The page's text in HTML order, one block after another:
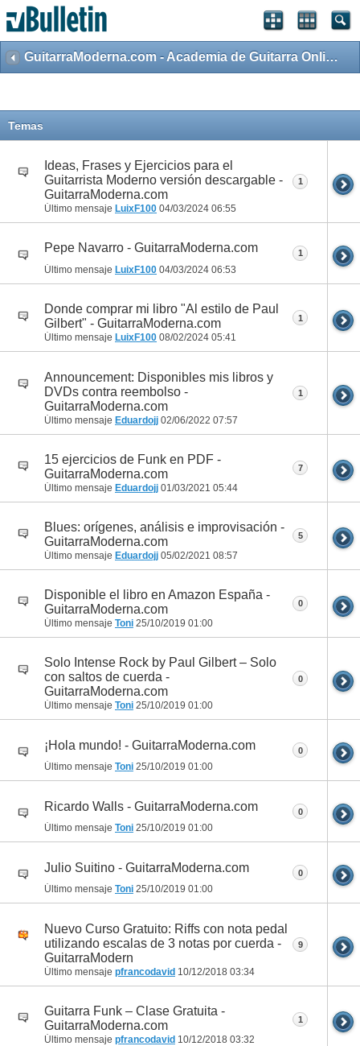
GuitarraModerna.com - Academia de Guitarra Online
Temas
Ideas, Frases y Ejercicios para el
Guitarrista Moderno versión descargable -
GuitarraModerna.com
Último mensaje LuixF100 04/03/2024 06:55
1
Pepe Navarro - GuitarraModerna.com
Último mensaje LuixF100 04/03/2024 06:53
1
Donde comprar mi libro "Al estilo de Paul
Gilbert" - GuitarraModerna.com
Último mensaje LuixF100 08/02/2024 05:41
1
Announcement: Disponibles mis libros y
DVDs contra reembolso -
GuitarraModerna.com
Último mensaje Eduardojj 02/06/2022 07:57
1
15 ejercicios de Funk en PDF -
GuitarraModerna.com
Último mensaje Eduardojj 01/03/2021 05:44
7
Blues: orígenes, análisis e improvisación -
GuitarraModerna.com
Último mensaje Eduardojj 05/02/2021 08:57
5
Disponible el libro en Amazon España -
GuitarraModerna.com
Último mensaje Toni 25/10/2019 01:00
0
Solo Intense Rock by Paul Gilbert – Solo
con saltos de cuerda -
GuitarraModerna.com
Último mensaje Toni 25/10/2019 01:00
0
¡Hola mundo! - GuitarraModerna.com
Último mensaje Toni 25/10/2019 01:00
0
Ricardo Walls - GuitarraModerna.com
Último mensaje Toni 25/10/2019 01:00
0
Julio Suitino - GuitarraModerna.com
Último mensaje Toni 25/10/2019 01:00
0
Nuevo Curso Gratuito: Riffs con nota pedal
utilizando escalas de 3 notas por cuerda -
GuitarraModern
Último mensaje pfrancodavid 10/12/2018 03:34
9
Guitarra Funk – Clase Gratuita -
GuitarraModerna.com
Último mensaje pfrancodavid 10/12/2018 03:32
1